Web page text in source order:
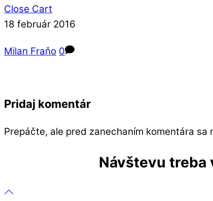
Close Cart
18 február 2016
Milan Fraňo 0
Pridaj komentár
Prepáčte, ale pred zanechaním komentára sa
Návštevu treba